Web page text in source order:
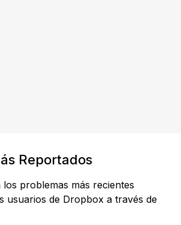
Reportados
los problemas más recientes
usuarios de Dropbox a través de